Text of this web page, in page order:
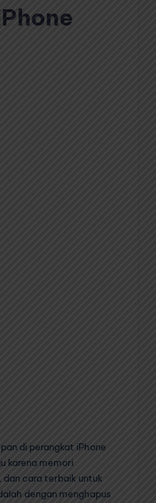
di perangkat iPhone
karena memori
dan cara terbaik untuk
dengan menghapus